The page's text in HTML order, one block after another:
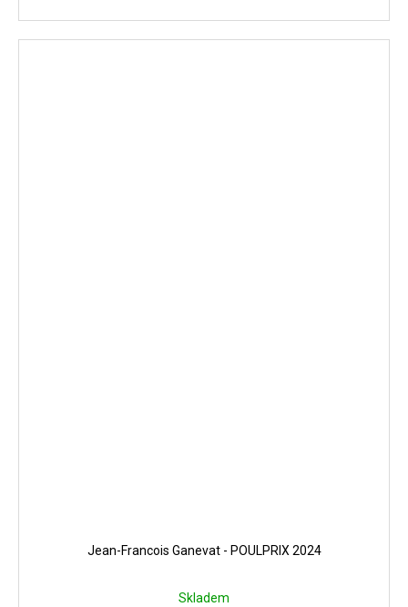
Jean-Francois Ganevat - POULPRIX 2024
Skladem